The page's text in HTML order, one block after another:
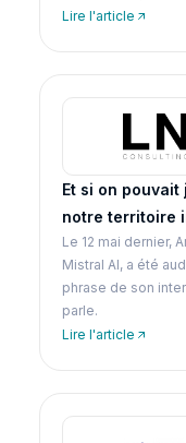
Lire l'article
Et si on
notre territoire
Le 12 mai dernier,
Mistral AI, a été
phrase de son
parle.
Lire l'article